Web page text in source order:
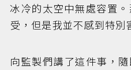
冰冷的太空中無處容置
受，但是我並不感到特別
向監製們講了這件事，